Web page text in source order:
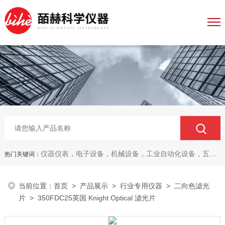
热门关键词： 仪器仪表，电子设备，机械设备，工业自动化设备，五金产品，电线电缆，金属材料，电子
当前位置：首页 > 产品展示 >行业专用仪器 > 二向色滤光
片 > 350FDC25英国 Knight Optical 滤光片